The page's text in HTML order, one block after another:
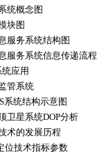
统概念图
块图
服务系统结构图
服务系统信息传递流程
应用
管系统
系统结构示意图
卫星系统DOP分析
术的发展历程
位技术指标参数